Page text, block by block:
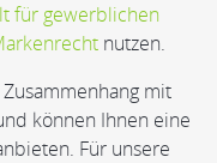
für gewerblichen
nutzen.
mit
können Ihnen eine
Für unsere